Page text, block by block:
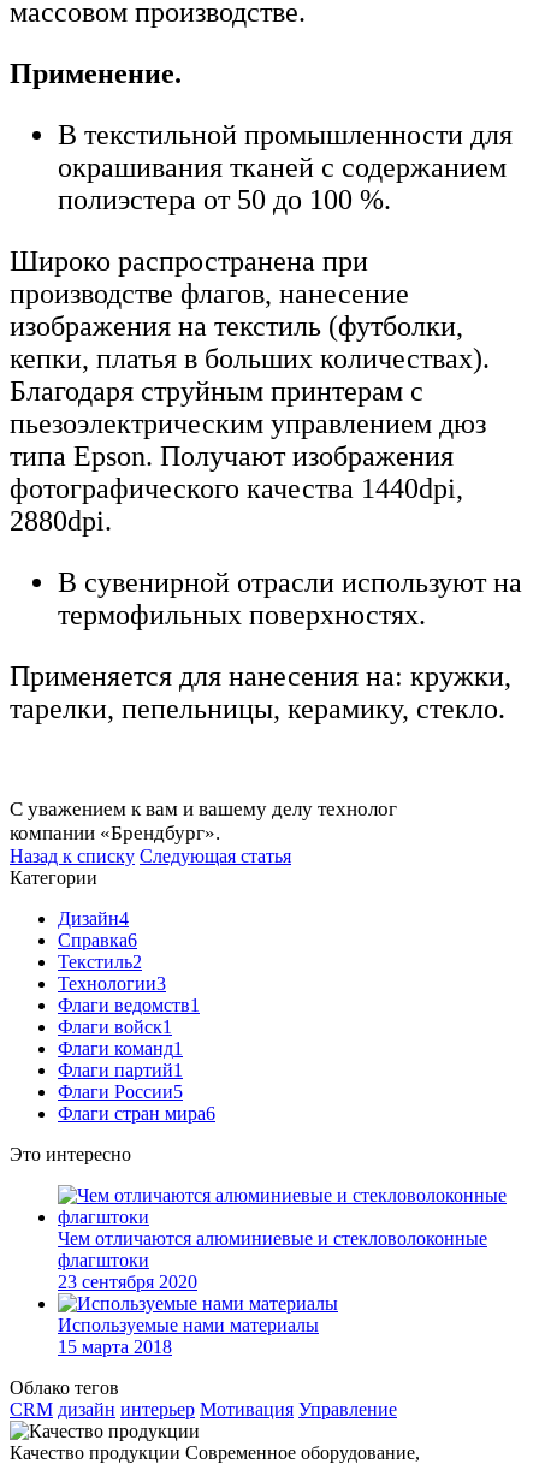
массовом производстве.
Применение.
В текстильной промышленности для
окрашивания тканей с содержанием
полиэстера от 50 до 100 %.
Широко распространена при
производстве флагов, нанесение
изображения на текстиль (футболки,
кепки, платья в больших количествах).
Благодаря струйным принтерам с
пьезоэлектрическим управлением дюз
типа Epson. Получают изображения
фотографического качества 1440dpi,
2880dpi.
В сувенирной отрасли используют на
термофильных поверхностях.
Применяется для нанесения на: кружки,
тарелки, пепельницы, керамику, стекло.
С уважением к вам и вашему делу технолог
компании «Брендбург».
Назад к списку Следующая статья
Категории
Дизайн4
Справка6
Текстиль2
Технологии3
Флаги ведомств1
Флаги войск1
Флаги команд1
Флаги партий1
Флаги России5
Флаги стран мира6
Это интересно
Чем отличаются алюминиевые и стекловолоконные
флагштоки
23 сентября 2020
Используемые нами материалы
15 марта 2018
Облако тегов
CRM дизайн интерьер Мотивация Управление
Качество продукции Современное оборудование,